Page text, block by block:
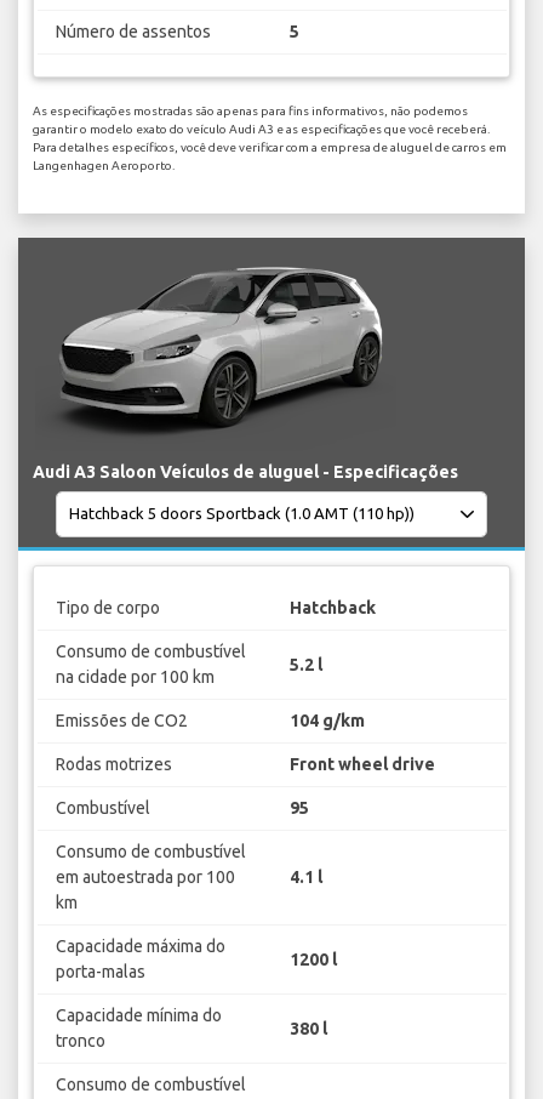
Número de assentos 5
As especificações mostradas são apenas para fins informativos, não podemos
garantir o modelo exato do veículo Audi A3 e as especificações que você receberá.
Para detalhes específicos, você deve verificar com a empresa de aluguel de carros em
Langenhagen Aeroporto.
Audi A3 Saloon Veículos de aluguel - Especificações
Tipo de corpo Hatchback
Consumo de combustível
na cidade por 100 km
5.2 l
Emissões de CO2 104 g/km
Rodas motrizes Front wheel drive
Combustível 95
Consumo de combustível
em autoestrada por 100
km
4.1 l
Capacidade máxima do
porta-malas
1200 l
Capacidade mínima do
tronco
380 l
Consumo de combustível